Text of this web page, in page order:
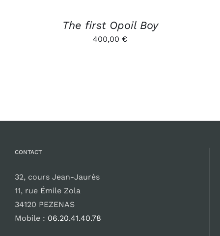
The first Opoil Boy
400,00 €
CONTACT
32, cours Jean-Jaurès
11, rue Émile Zola
34120 PEZENAS
Mobile : 06.20.41.40.78